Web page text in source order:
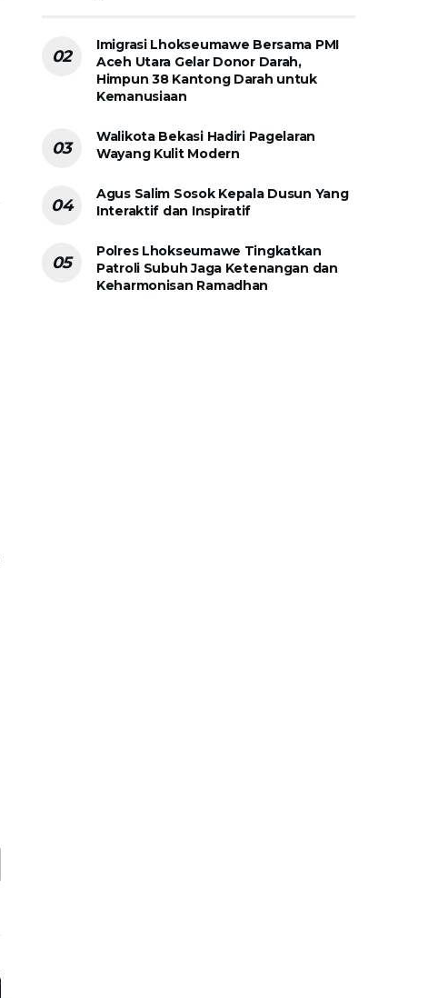
Imigrasi Lhokseumawe Bersama PMI
Aceh Utara Gelar Donor Darah,
Himpun 38 Kantong Darah untuk
Kemanusiaan
Walikota Bekasi Hadiri Pagelaran
Wayang Kulit Modern
Agus Salim Sosok Kepala Dusun Yang
Interaktif dan Inspiratif
Polres Lhokseumawe Tingkatkan
Patroli Subuh Jaga Ketenangan dan
Keharmonisan Ramadhan